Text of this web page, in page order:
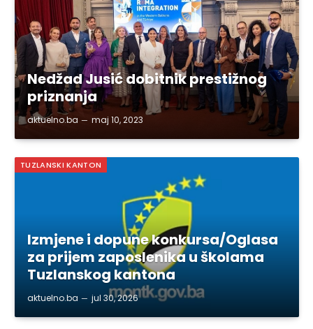
Nedžad Jusić dobitnik prestižnog
priznanja
aktuelno.ba maj 10, 2023
TUZLANSKI KANTON
Izmjene i dopune konkursa/Oglasa
za prijem zaposlenika u školama
Tuzlanskog kantona
aktuelno.ba jul 30, 2026